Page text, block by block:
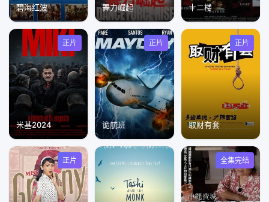
碧海红波 舞力崛起 十二楼
正片
米基2024
正片
诡航班
正片
取财有套
正片 全集完结